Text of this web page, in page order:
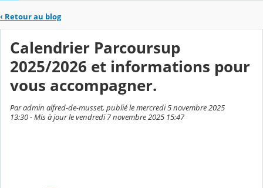
‹ Retour au blog
Calendrier Parcoursup
2025/2026 et informations pour
vous accompagner.
Par admin alfred-de-musset, publié le mercredi 5 novembre 2025
13:30 - Mis à jour le vendredi 7 novembre 2025 15:47